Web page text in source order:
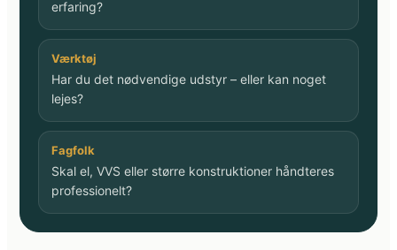
erfaring?
Værktøj
Har du det nødvendige udstyr – eller kan noget
lejes?
Fagfolk
Skal el, VVS eller større konstruktioner håndteres
professionelt?